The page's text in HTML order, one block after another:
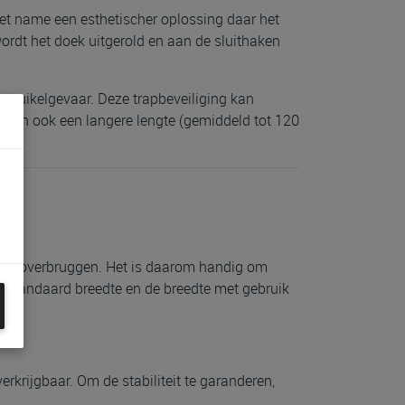
name een esthetischer oplossing daar het
het doek uitgerold en aan de sluithaken
Deze trapbeveiliging kan
ook een langere lengte (gemiddeld tot 120
overbruggen. Het is daarom handig om
breedte en de breedte met gebruik
Om de stabiliteit te garanderen,